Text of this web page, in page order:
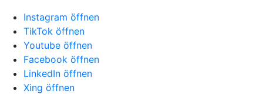
Instagram öffnen
TikTok öffnen
Youtube öffnen
Facebook öffnen
LinkedIn öffnen
Xing öffnen